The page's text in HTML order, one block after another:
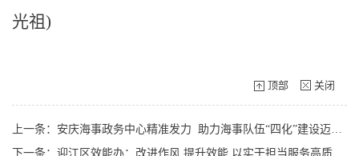
光祖)
顶部 关闭